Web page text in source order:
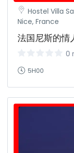
Hostel Villa
Nice, France
法国尼斯的情
0
5H00